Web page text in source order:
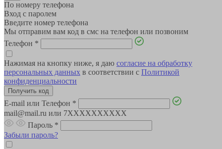
По номеру телефона
Вход с паролем
Введите номер телефона
Мы отправим вам код в смс на телефон или позвоним
Телефон *
Нажимая на кнопку ниже, я даю согласие на обработку
персональных данных в соответствии с Политикой
конфиденциальности
E-mail или Телефон *
mail@mail.ru или 7XXXXXXXXXX
Пароль *
Забыли пароль?